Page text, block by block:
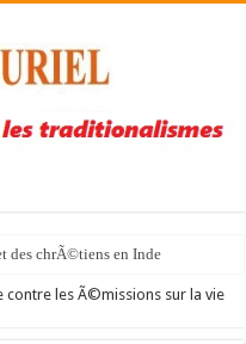
des chrÃ©tiens en Inde
les Ã©missions sur la vie